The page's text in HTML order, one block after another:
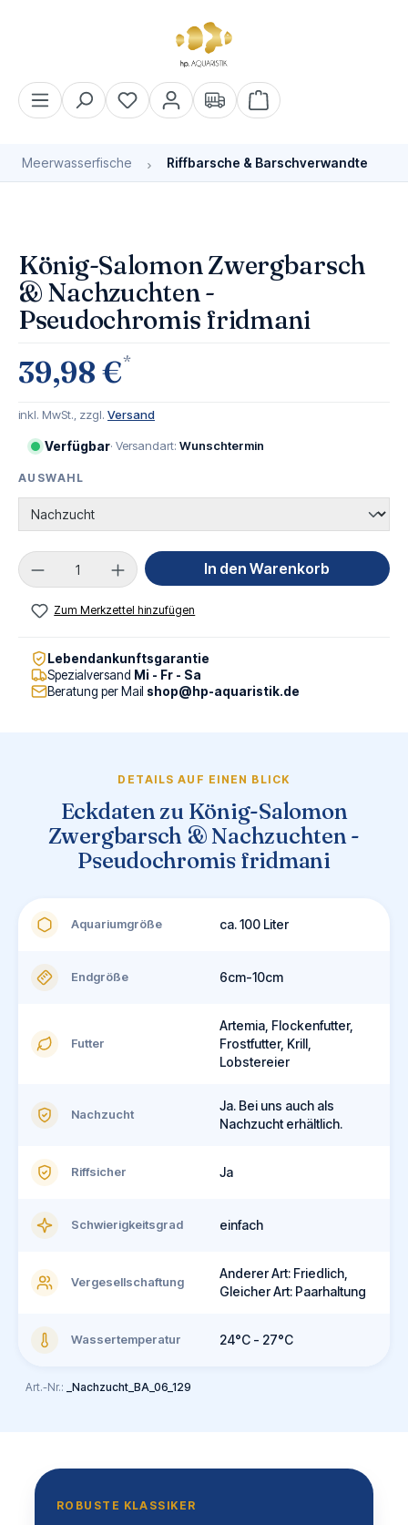
Warenkorb enthält 0
Meerwasserfische Riffbarsche & Barschverwandte
König-Salomon Zwergbarsch
& Nachzuchten -
Pseudochromis fridmani
39,98 €*
inkl. MwSt., zzgl. Versand
Verfügbar· Versandart: Wunschtermin
AUSWAHL
AUSWÄHLEN
Produkt Anzahl: Gib den gewünschten Wert
In den Warenkorb
Zum Merkzettel hinzufügen
Lebendankunftsgarantie
Spezialversand Mi - Fr - Sa
Beratung per Mail shop@hp-aquaristik.de
DETAILS AUF EINEN BLICK
Eckdaten zu König-Salomon
Zwergbarsch & Nachzuchten -
Pseudochromis fridmani
Aquariumgröße ca. 100 Liter
Endgröße 6cm-10cm
Futter
Artemia, Flockenfutter,
Frostfutter, Krill,
Lobstereier
Nachzucht
Ja. Bei uns auch als
Nachzucht erhältlich.
Riffsicher Ja
Schwierigkeitsgrad einfach
Vergesellschaftung
Anderer Art: Friedlich,
Gleicher Art: Paarhaltung
Wassertemperatur 24°C - 27°C
Art.-Nr.: _Nachzucht_BA_06_129
ROBUSTE KLASSIKER